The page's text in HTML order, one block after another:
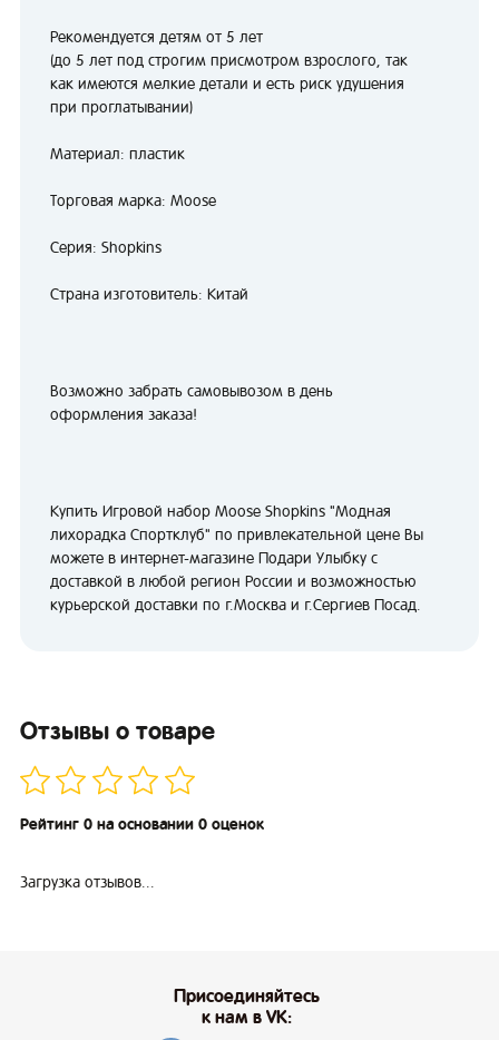
Рекомендуется детям от 5 лет
(до 5 лет под строгим присмотром взрослого, так
как имеются мелкие детали и есть риск удушения
при проглатывании)
Материал: пластик
Торговая марка: Moose
Серия: Shopkins
Страна изготовитель: Китай
Возможно забрать самовывозом в день
оформления заказа!
Купить Игровой набор Moose Shopkins "Модная
лихорадка Спортклуб" по привлекательной цене Вы
можете в интернет-магазине Подари Улыбку с
доставкой в любой регион России и возможностью
курьерской доставки по г.Москва и г.Сергиев Посад.
Отзывы о товаре
Рейтинг 0 на основании 0 оценок
Загрузка отзывов...
Присоединяйтесь
к нам в VK: